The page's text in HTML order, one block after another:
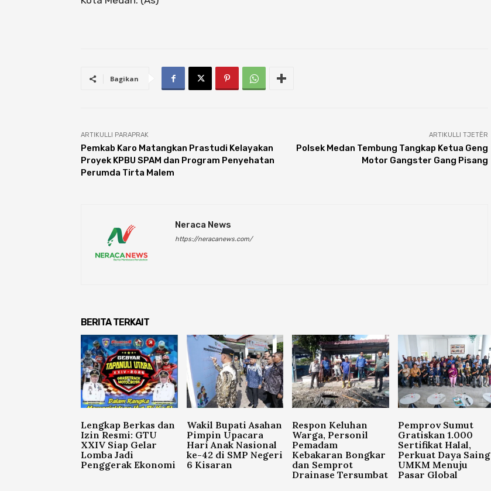
Bagikan
ARTIKULLI PARAPRAK
Pemkab Karo Matangkan Prastudi Kelayakan
Proyek KPBU SPAM dan Program Penyehatan
Perumda Tirta Malem
ARTIKULLI TJETËR
Polsek Medan Tembung Tangkap Ketua Geng
Motor Gangster Gang Pisang
Neraca News
https://neracanews.com/
BERITA TERKAIT
Lengkap Berkas dan
Izin Resmi: GTU
XXIV Siap Gelar
Lomba Jadi
Penggerak Ekonomi
Wakil Bupati Asahan
Pimpin Upacara
Hari Anak Nasional
ke-42 di SMP Negeri
6 Kisaran
Respon Keluhan
Warga, Personil
Pemadam
Kebakaran Bongkar
dan Semprot
Drainase Tersumbat
Pemprov Sumut
Gratiskan 1.000
Sertifikat Halal,
Perkuat Daya Saing
UMKM Menuju
Pasar Global